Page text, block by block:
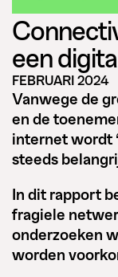
een
FEBRUARI 2024
Vanwege de
en de
internet wordt
steeds
In dit rapport
fragiele
onderzoeken
worden